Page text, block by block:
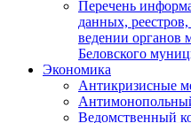
Перечень
данных,
ведении органов
Беловского
Экономика
Антикризисные
Ведомственный